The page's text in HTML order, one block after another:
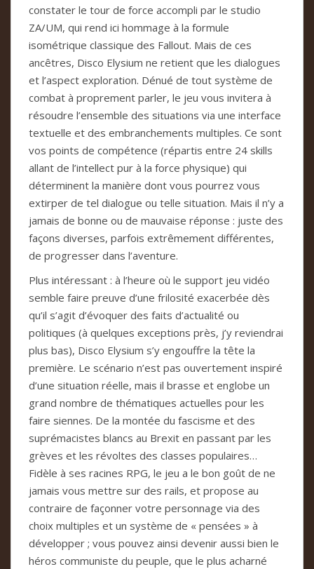
constater le tour de force accompli par le studio
ZA/UM, qui rend ici hommage à la formule
isométrique classique des Fallout. Mais de ces
ancêtres, Disco Elysium ne retient que les dialogues
et l’aspect exploration. Dénué de tout système de
combat à proprement parler, le jeu vous invitera à
résoudre l’ensemble des situations via une interface
textuelle et des embranchements multiples. Ce sont
vos points de compétence (répartis entre 24 skills
allant de l’intellect pur à la force physique) qui
déterminent la manière dont vous pourrez vous
extirper de tel dialogue ou telle situation. Mais il n’y a
jamais de bonne ou de mauvaise réponse : juste des
façons diverses, parfois extrêmement différentes,
de progresser dans l’aventure.
Plus intéressant : à l’heure où le support jeu vidéo
semble faire preuve d’une frilosité exacerbée dès
qu’il s’agit d’évoquer des faits d’actualité ou
politiques (à quelques exceptions près, j’y reviendrai
plus bas), Disco Elysium s’y engouffre la tête la
première. Le scénario n’est pas ouvertement inspiré
d’une situation réelle, mais il brasse et englobe un
grand nombre de thématiques actuelles pour les
faire siennes. De la montée du fascisme et des
suprémacistes blancs au Brexit en passant par les
grèves et les révoltes des classes populaires…
Fidèle à ses racines RPG, le jeu a le bon goût de ne
jamais vous mettre sur des rails, et propose au
contraire de façonner votre personnage via des
choix multiples et un système de « pensées » à
développer ; vous pouvez ainsi devenir aussi bien le
héros communiste du peuple, que le plus acharné